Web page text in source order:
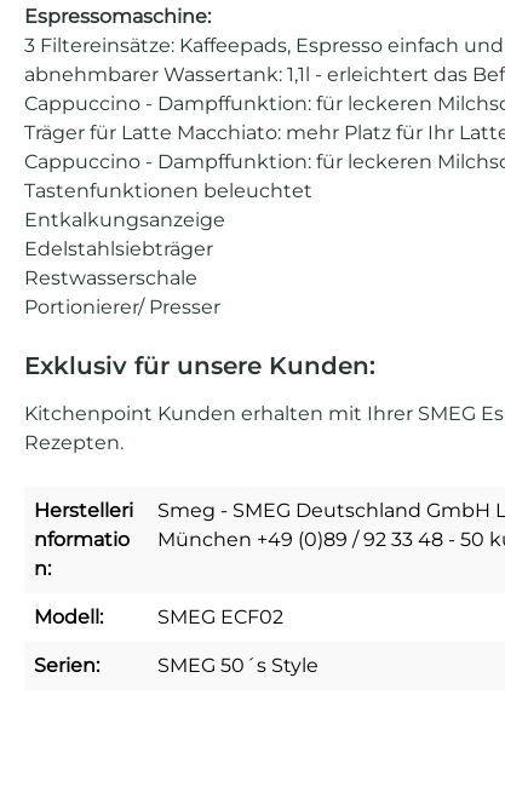
Espressomaschine:
3 Filtereinsätze: Kaffeepads, Espresso einfach
abnehmbarer Wassertank: 1,1l - erleichtert das
Cappuccino - Dampffunktion: für leckeren
Träger für Latte Macchiato: mehr Platz für Ihr
Cappuccino - Dampffunktion: für leckeren
Tastenfunktionen beleuchtet
Entkalkungsanzeige
Edelstahlsiebträger
Restwasserschale
Portionierer/ Presser
Exklusiv für unsere Kunden:
Kitchenpoint Kunden erhalten mit Ihrer SMEG
Rezepten.
Herstelleri
nformatio
n:
Smeg - SMEG Deutschland GmbH
München +49 (0)89 / 92 33 48 - 50
Modell: SMEG ECF02
Serien: SMEG 50´s Style